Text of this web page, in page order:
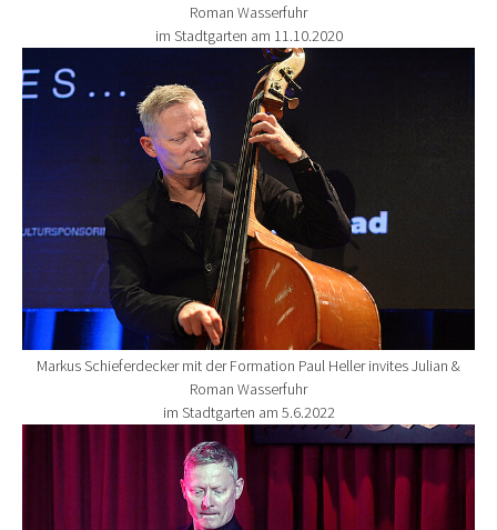
Roman Wasserfuhr
im Stadtgarten am 11.10.2020
Show larger version for:
Markus Schieferdecker mit der Formation Paul Heller invites Julian &
Roman Wasserfuhr
im Stadtgarten am 5.6.2022
Show larger version for: